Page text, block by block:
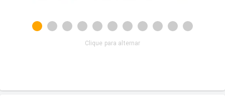
Clique para alternar